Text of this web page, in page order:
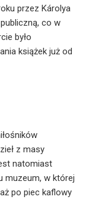
przez Károlya
co w
było
książek już od
z masy
natomiast
muzeum, w której
po piec kaflowy